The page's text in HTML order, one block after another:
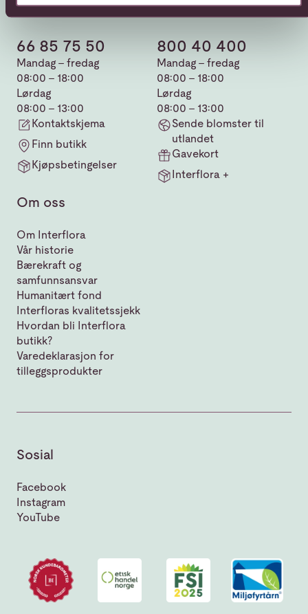
Kundeservice
66 85 75 50
Mandag - fredag
08:00 - 18:00
Lørdag
08:00 - 13:00
Kontaktskjema
Finn butikk
Kjøpsbetingelser
Sende blomster
800 40 400
Mandag - fredag
08:00 - 18:00
Lørdag
08:00 - 13:00
Sende blomster til
utlandet
Gavekort
Interflora +
Om oss
Om Interflora
Vår historie
Bærekraft og
samfunnsansvar
Humanitært fond
Interfloras kvalitetssjekk
Hvordan bli Interflora
butikk?
Varedeklarasjon for
tilleggsprodukter
Sosial
Facebook
Instagram
YouTube